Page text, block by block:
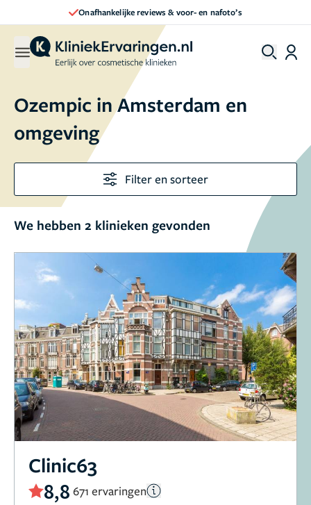
Onafhankelijke reviews & voor- en nafoto’s
Ozempic in Amsterdam en
omgeving
Filter en sorteer
We hebben 2 klinieken gevonden
Clinic63
8,8 671 ervaringen